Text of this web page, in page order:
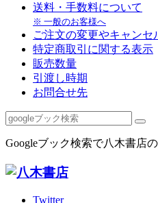
送料・手数料について
※ 一般のお客様へ
ご注文の変更やキャンセ
特定商取引に関する表示
販売数量
引渡し時期
お問合せ先
Googleブック検索で八木書店
Twitter